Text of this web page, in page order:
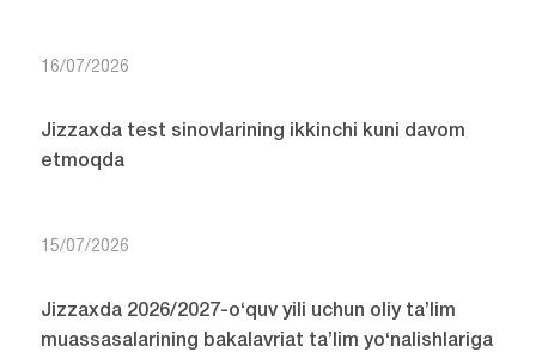
16/07/2026
Jizzaxda test sinovlarining ikkinchi kuni davom
etmoqda
15/07/2026
Jizzaxda 2026/2027-o‘quv yili uchun oliy ta’lim
muassasalarining bakalavriat ta’lim yo‘nalishlariga